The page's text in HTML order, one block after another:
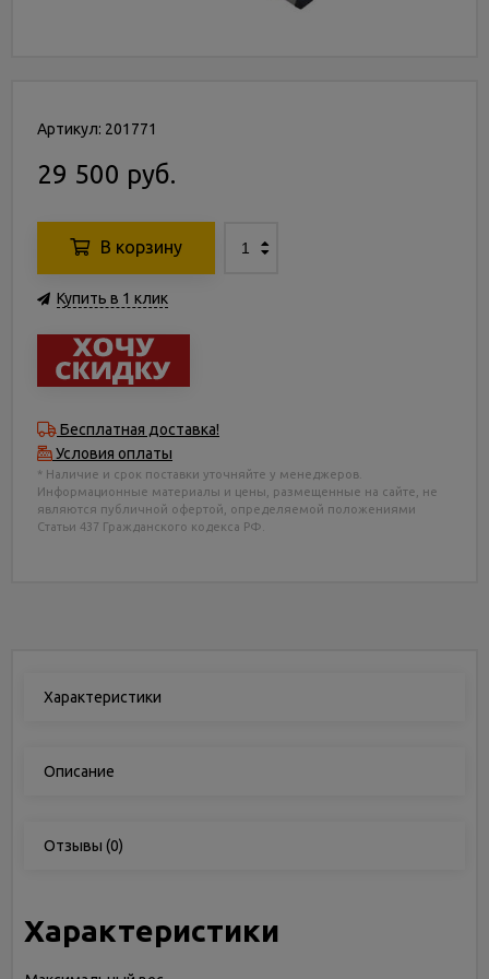
Артикул: 201771
29 500 руб.
В корзину
Купить в 1 клик
Бесплатная доставка!
Условия оплаты
* Наличие и срок поставки уточняйте у менеджеров.
Информационные материалы и цены, размещенные на сайте, не
являются публичной офертой, определяемой положениями
Статьи 437 Гражданского кодекса РФ.
Характеристики
Описание
Отзывы (0)
Характеристики